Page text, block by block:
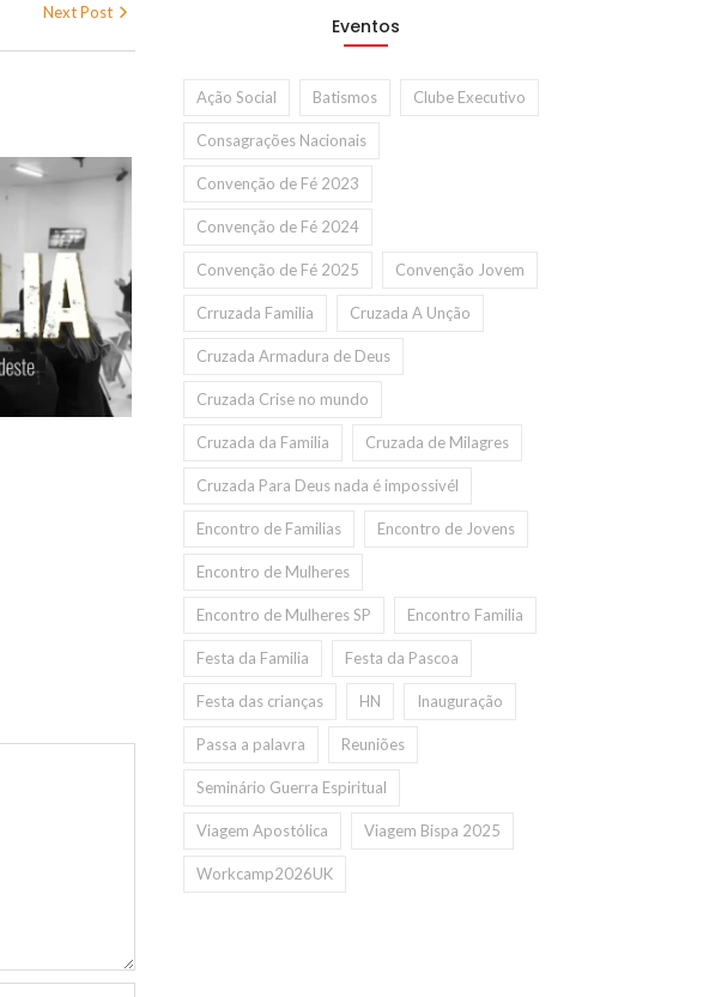
Next Post
Eventos
Ação Social Batismos Clube Executivo
Consagrações Nacionais
Convenção de Fé 2023
Convenção de Fé 2024
Convenção de Fé 2025 Convenção Jovem
Crruzada Familia Cruzada A Unção
Cruzada Armadura de Deus
Cruzada Crise no mundo
Cruzada da Familia Cruzada de Milagres
Cruzada Para Deus nada é impossivél
Encontro de Familias Encontro de Jovens
Encontro de Mulheres
Encontro de Mulheres SP Encontro Familia
Festa da Familia Festa da Pascoa
Festa das crianças HN Inauguração
Passa a palavra Reuniões
Seminário Guerra Espiritual
Viagem Apostólica Viagem Bispa 2025
Workcamp2026UK